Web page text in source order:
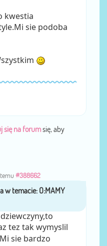
kwestia
sie podoba
się na forumsię, aby
#388662
tez tak wymyslil
Mi sie bardzo